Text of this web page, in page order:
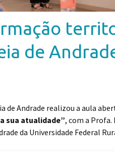
de
de Andrade realizou a aula
sua atualidade”, com a Profa.
da Universidade Federal